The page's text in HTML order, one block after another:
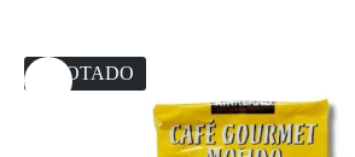
AGOTADO